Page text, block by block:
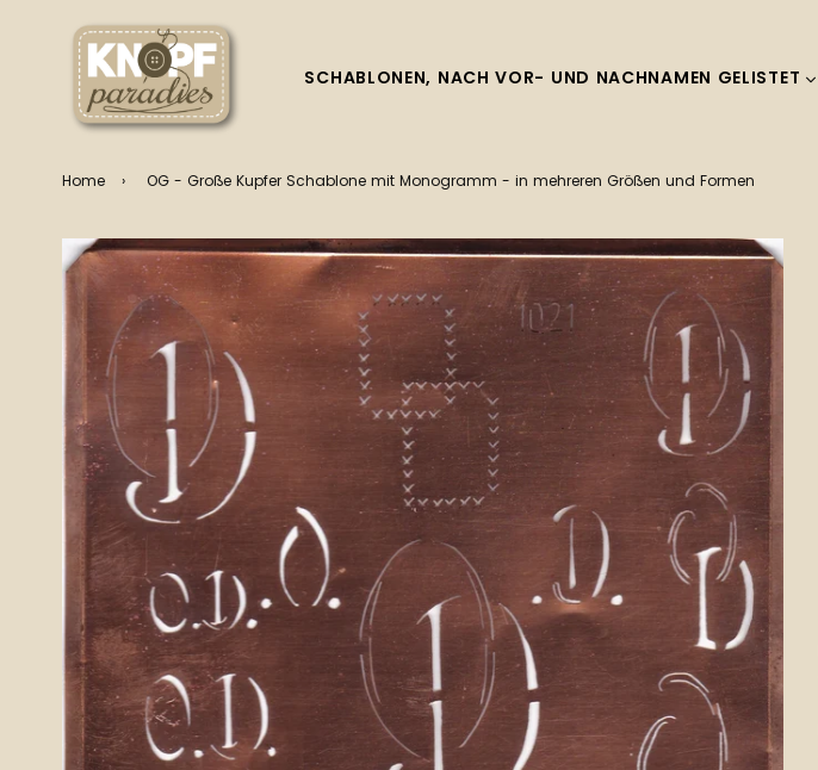
SCHABLONEN, NACH VOR- UND NACHNAMEN GELISTET
Home › OG - Große Kupfer Schablone mit Monogramm - in mehreren Größen und Formen